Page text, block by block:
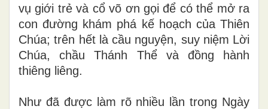
vụ giới trẻ và cổ võ ơn gọi để có thể mở ra
con đường khám phá kế hoạch của Thiên
Chúa; trên hết là cầu nguyện, suy niệm Lời
Chúa, chầu Thánh Thể và đồng hành
thiêng liêng.
Như đã được làm rõ nhiều lần trong Ngày